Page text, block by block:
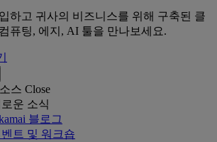
하고 귀사의 비즈니스를 위해 구축된 클
퓨팅, 에지, AI 툴을 만나보세요.
스 Close
운 소식
블로그
트 및 워크숍